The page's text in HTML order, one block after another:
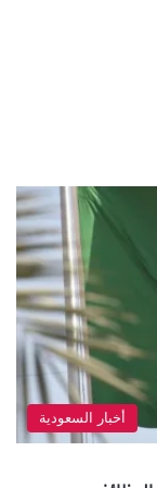
أخبار السعودية